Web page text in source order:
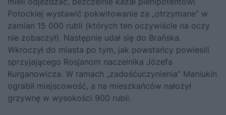
Potockiej wystawić pokwitowanie za „otrzymane” w
zamian 15 000 rubli (których ten oczywiście na oczy
nie zobaczył). Następnie udał się do Brańska.
Wkroczył do miasta po tym, jak powstańcy powiesili
sprzyjającego Rosjanom naczelnika Józefa
Kurganowicza. W ramach „zadośćuczynienia” Maniukin
ograbił miejscowość, a na mieszkańców nałożył
grzywnę w wysokości 900 rubli.